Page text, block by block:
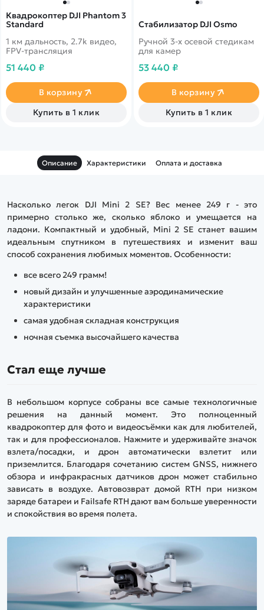
Квадрокоптер DJI Phantom 3
Standard
1 км дальность, 2.7k видео,
FPV-трансляция
51 440 ₽
В корзину
Купить в 1 клик
Стабилизатор DJI Osmo
Ручной 3-х осевой стедикам
для камер
53 440 ₽
В корзину
Купить в 1 клик
Описание Характеристики Оплата и доставка
Насколько легок DJI Mini 2 SE? Вес менее 249 г - это
примерно столько же, сколько яблоко и умещается на
ладони. Компактный и удобный, Mini 2 SE станет вашим
идеальным спутником в путешествиях и изменит ваш
способ сохранения любимых моментов. Особенности:
все всего 249 грамм!
новый дизайн и улучшенные аэродинамические
характеристики
самая удобная складная конструкция
ночная съемка высочайшего качества
Стал еще лучше
В небольшом корпусе собраны все самые технологичные
решения на данный момент. Это полноценный
квадрокоптер для фото и видеосъёмки как для любителей,
так и для профессионалов. Нажмите и удерживайте значок
взлета/посадки, и дрон автоматически взлетит или
приземлится. Благодаря сочетанию систем GNSS, нижнего
обзора и инфракрасных датчиков дрон может стабильно
зависать в воздухе. Автовозврат домой RTH при низком
заряде батареи и Failsafe RTH дают вам больше уверенности
и спокойствия во время полета.